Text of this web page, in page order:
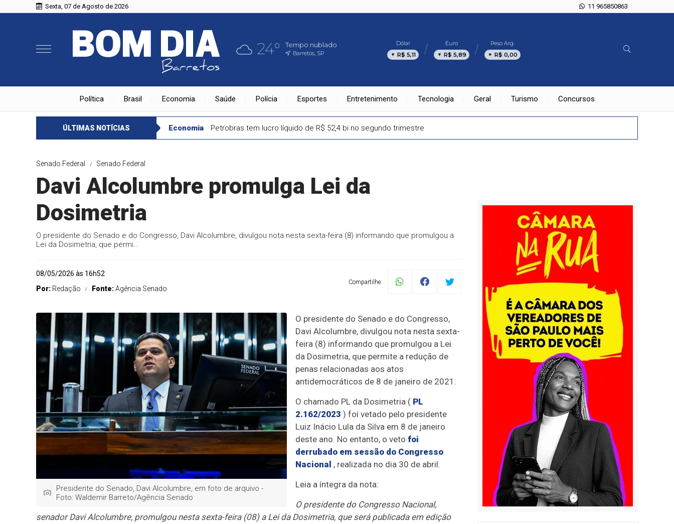
Sexta, 07 de Agosto de 2026 11 965850863
24° Tempo nublado
Barretos, SP
Dólar
R$ 5,11
Euro
R$ 5,89
Peso Arg.
R$ 0,00
Política Brasil Economia Saúde Polícia Esportes Entretenimento Tecnologia Geral Turismo Concursos
ÚLTIMAS NOTÍCIAS Economia Petrobras tem lucro líquido de R$ 52,4 bi no segundo trimestre
Senado Federal Senado Federal
Davi Alcolumbre promulga Lei da
Dosimetria
O presidente do Senado e do Congresso, Davi Alcolumbre, divulgou nota nesta sexta-feira (8) informando que promulgou a
Lei da Dosimetria, que permi...
08/05/2026 às 16h52
Por: Redação Fonte:Agência Senado
Compartilhe:
Presidente do Senado, Davi Alcolumbre, em foto de arquivo -
Foto: Waldemir Barreto/Agência Senado
O presidente do Senado e do Congresso,
Davi Alcolumbre, divulgou nota nesta sexta-
feira (8) informando que promulgou a Lei
da Dosimetria, que permite a redução de
penas relacionadas aos atos
antidemocráticos de 8 de janeiro de 2021.
O chamado PL da Dosimetria ( PL
2.162/2023 ) foi vetado pelo presidente
Luiz Inácio Lula da Silva em 8 de janeiro
deste ano. No entanto, o veto foi
derrubado em sessão do Congresso
Nacional , realizada no dia 30 de abril.
Leia a íntegra da nota:
O presidente do Congresso Nacional,
senador Davi Alcolumbre, promulgou nesta sexta-feira (08) a Lei da Dosimetria, que será publicada em edição